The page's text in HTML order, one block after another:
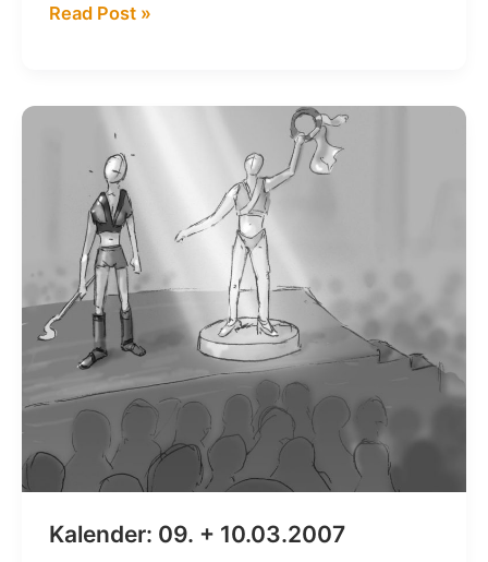
Kalender:
24.11.2007
Read Post »
Kalender: 09. + 10.03.2007